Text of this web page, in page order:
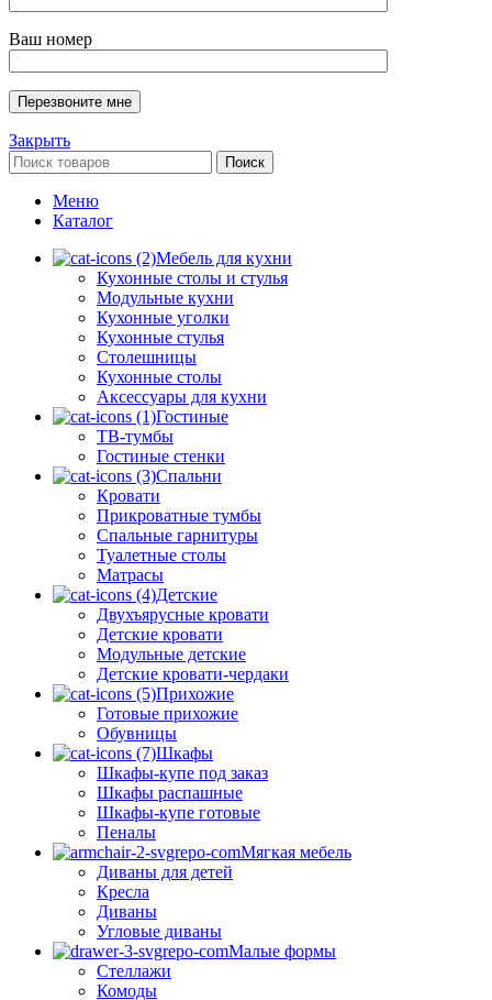
Ваш номер
Закрыть
Поиск
Меню
Каталог
Мебель для кухни
Кухонные столы и стулья
Модульные кухни
Кухонные уголки
Кухонные стулья
Столешницы
Кухонные столы
Аксессуары для кухни
Гостиные
ТВ-тумбы
Гостиные стенки
Спальни
Кровати
Прикроватные тумбы
Спальные гарнитуры
Туалетные столы
Матрасы
Детские
Двухъярусные кровати
Детские кровати
Модульные детские
Детские кровати-чердаки
Прихожие
Готовые прихожие
Обувницы
Шкафы
Шкафы-купе под заказ
Шкафы распашные
Шкафы-купе готовые
Пеналы
Мягкая мебель
Диваны для детей
Кресла
Диваны
Угловые диваны
Малые формы
Стеллажи
Комоды